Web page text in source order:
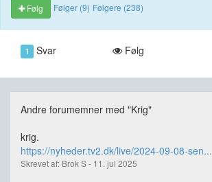
Følg
Følger (9) Følgere (238)
1 Svar Følg
Andre forumemner med "Krig"
krig.
https://nyheder.tv2.dk/live/2024-09-08-sen...
Skrevet af: Brok S - 11. jul 2025